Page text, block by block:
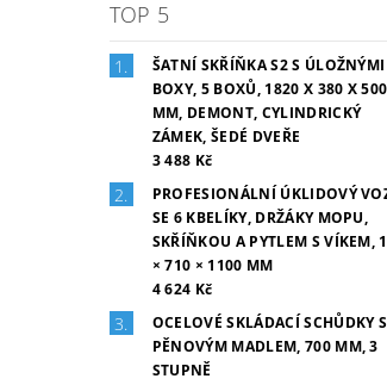
TOP 5
ŠATNÍ SKŘÍŇKA S2 S ÚLOŽNÝMI
BOXY, 5 BOXŮ, 1820 X 380 X 500
MM, DEMONT, CYLINDRICKÝ
ZÁMEK, ŠEDÉ DVEŘE
3 488 Kč
PROFESIONÁLNÍ ÚKLIDOVÝ
SE 6 KBELÍKY, DRŽÁKY MOPU,
SKŘÍŇKOU A PYTLEM S VÍKEM,
× 710 × 1100 MM
4 624 Kč
OCELOVÉ SKLÁDACÍ SCHŮDKY S
PĚNOVÝM MADLEM, 700 MM, 3
STUPNĚ